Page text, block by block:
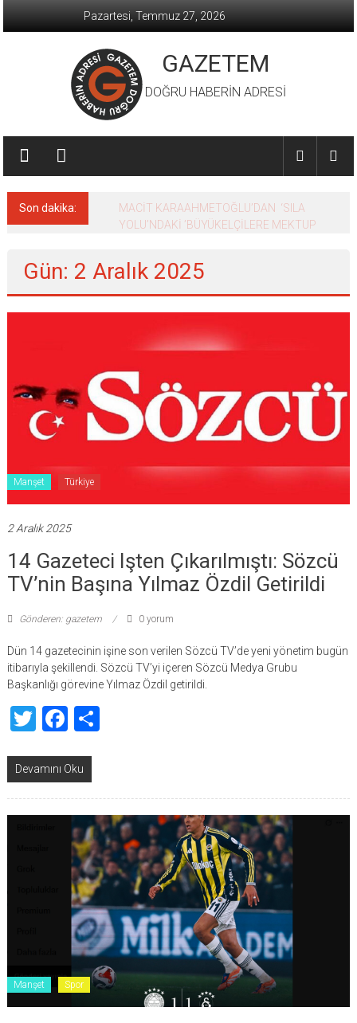
Pazartesi, Temmuz 27, 2026
GAZETEM
DOĞRU HABERİN ADRESİ
Son dakika:
MACİT KARAAHMETOĞLU’DAN ‘SILA
YOLU’NDAKİ ’BÜYÜKELÇİLERE MEKTUP
Gün: 2 Aralık 2025
Manşet Türkiye
2 Aralık 2025
14 Gazeteci Işten Çıkarılmıştı: Sözcü
TV’nin Başına Yılmaz Özdil Getirildi
Gönderen: gazetem 0 yorum
Dün 14 gazetecinin işine son verilen Sözcü TV’de yeni yönetim bugün
itibarıyla şekillendi. Sözcü TV’yi içeren Sözcü Medya Grubu
Başkanlığı görevine Yılmaz Özdil getirildi.
TwitterFacebook
Share
Devamını Oku
Manşet Spor